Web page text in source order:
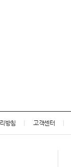
방침 고객센터